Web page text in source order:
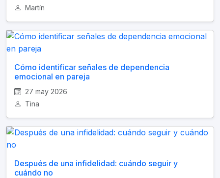
Martín
Cómo identificar señales de dependencia
emocional en pareja
27 may 2026
Tina
Después de una infidelidad: cuándo seguir y
cuándo no